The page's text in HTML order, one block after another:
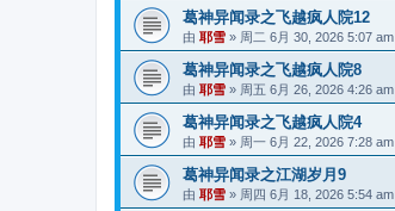
葛神异闻录之飞越疯人院12
由 耶雪 » 周二 6月 30, 2026 5:07 am
葛神异闻录之飞越疯人院8
由 耶雪 » 周五 6月 26, 2026 4:26 am
葛神异闻录之飞越疯人院4
由 耶雪 » 周一 6月 22, 2026 7:28 am
葛神异闻录之江湖岁月9
由 耶雪 » 周四 6月 18, 2026 5:54 am